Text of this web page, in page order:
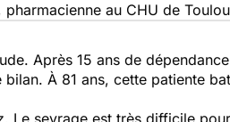
au CHU de
Après 15 ans de
À 81 ans, cette patiente
Le sevrage est très difficile